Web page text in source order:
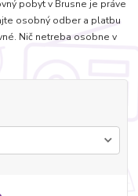
pobyt v Brusne je práve
osobný odber a platbu
Nič netreba osobne v